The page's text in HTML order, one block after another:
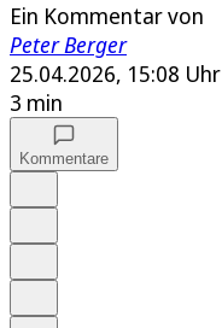
Ein Kommentar von
Peter Berger
25.04.2026, 15:08 Uhr
3 min
Kommentare